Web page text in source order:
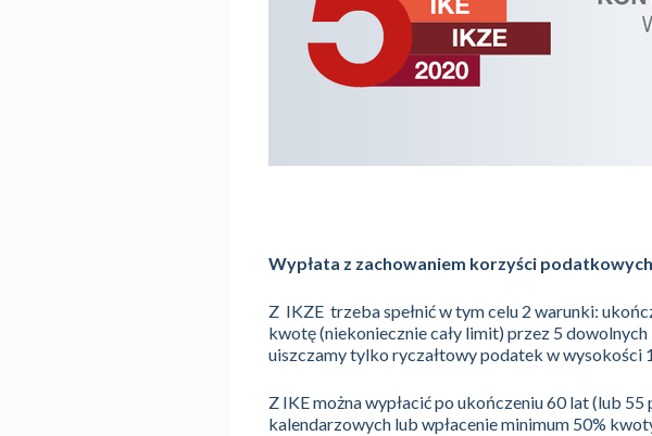
Wypłata z zachowaniem korzyści podatkowych
Z IKZE trzeba spełnić w tym celu 2 warunki:
kwotę (niekoniecznie cały limit) przez 5
uiszczamy tylko ryczałtowy podatek w wysokości
Z IKE można wypłacić po ukończeniu 60 lat (lub
kalendarzowych lub wpłacenie minimum 50%